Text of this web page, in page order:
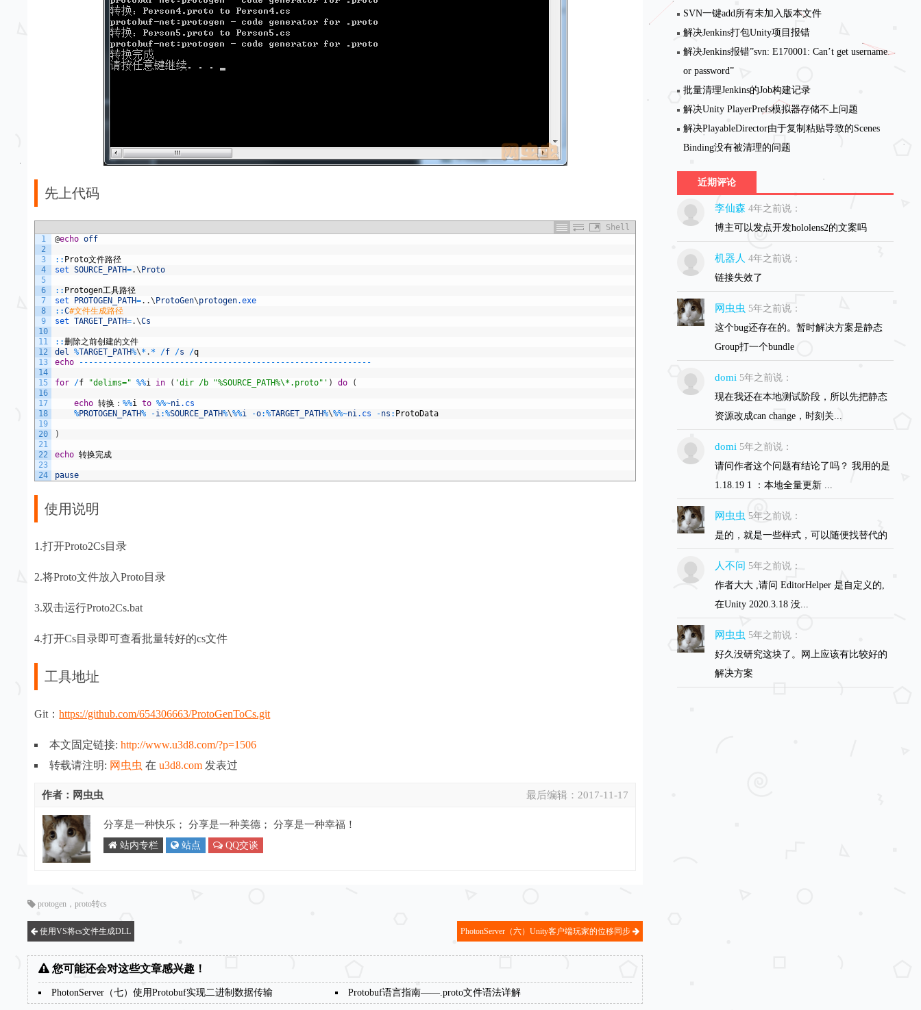
先上代码
Shell
1
2
3
4
5
6
7
8
9
10
11
12
13
14
15
16
17
18
19
20
21
22
23
24
@echo off
:: Proto文件路径
set SOURCE_PATH=.\ Proto
:: Protogen工具路径
set
PROTOGEN_PATH=. .\ ProtoGen\protogen.exe
::C#文件生成路径
set TARGET_PATH=.\Cs
::删除之前创建的文件
del %TARGET_PATH%\* . * /f /s /q
echo
-- -- -- -- -- -- -- -- -- -- -- -- -- -- -- -- -- -- -- -- -- -- -- -- -- -- -- -- -- -- -
for /f "delims=" %%i in ( 'dir /b "%SOURCE_PATH%\*.proto"' ) do (
echo 转换：%%i to %%~ni.cs
%PROTOGEN_PATH% -i:%SOURCE_PATH%\%%i -o:%TARGET_PATH%\%%~ni.cs -ns : ProtoData
)
echo 转换完成
pause
使用说明
1.打开Proto2Cs目录
2.将Proto文件放入Proto目录
3.双击运行Proto2Cs.bat
4.打开Cs目录即可查看批量转好的cs文件
工具地址
Git：https://github.com/654306663/ProtoGenToCs.git
本文固定链接:http://www.u3d8.com/?p=1506
转载请注明: 网虫虫 在u3d8.com 发表过
最后编辑： 2017-11-17
作者：网虫虫
分享是一种快乐； 分享是一种美德； 分享是一种幸福！
站内专栏 站点 QQ交谈
protogen ，proto转cs
使用VS将cs文件生成DLL PhotonServer（六）Unity客户端玩家的位移同步
您可能还会对这些文章感兴趣！
PhotonServer（七）使用Protobuf实现二进制数据传输 Protobuf语言指南——.proto文件语法详解
SVN一键add所有未加入版本文件
解决Jenkins打包Unity项目报错
解决Jenkins报错”svn: E170001: Can’t get username
or password”
批量清理Jenkins的Job构建记录
解决Unity PlayerPrefs模拟器存储不上问题
解决PlayableDirector由于复制粘贴导致的Scenes
Binding没有被清理的问题
近期评论
李仙森 4年之前说：
博主可以发点开发hololens2的文案吗
机器人 4年之前说：
链接失效了
网虫虫 5年之前说：
这个bug还存在的。暂时解决方案是静态
Group打一个bundle
domi 5年之前说：
现在我还在本地测试阶段，所以先把静态
资源改成can change，时刻关...
domi 5年之前说：
请问作者这个问题有结论了吗？ 我用的是
1.18.19 1 ：本地全量更新 ...
网虫虫 5年之前说：
是的，就是一些样式，可以随便找替代的
人不问 5年之前说：
作者大大 ,请问 EditorHelper 是自定义的,
在Unity 2020.3.18 没...
网虫虫 5年之前说：
好久没研究这块了。网上应该有比较好的
解决方案